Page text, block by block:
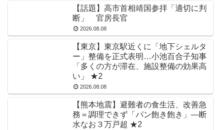
【話題】高市首相靖国参拝「適切に判
断」 官房長官
2026.08.08
【東京】東京駅近くに「地下シェルタ
ー」整備を正式表明…小池百合子知事
「多くの方が滞在、施設整備の効果高
い」 ★2
2026.08.08
【熊本地震】避難者の食生活、改善急
務＝調理できず「パン飽き飽き」―断
水なお３万戸超 ★2